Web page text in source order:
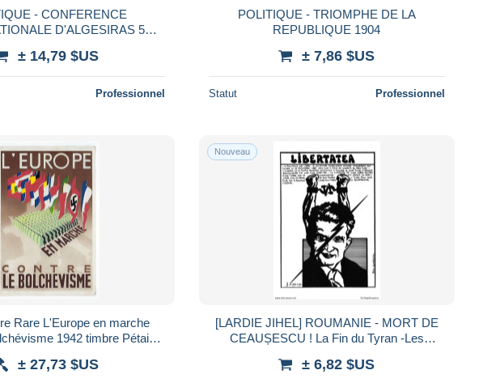
- CONFERENCE
D'ALGESIRAS 5
ET DE TORRES
± 14,79 $US
Professionnel
POLITIQUE - TRIOMPHE DE LA
REPUBLIQUE 1904
± 7,86 $US
Statut Professionnel
Rare L'Europe en marche
1942 timbre Pétain
± 27,73 $US
Nouveau
[LARDIE JIHEL] ROUMANIE - MORT DE
CEAUȘESCU ! La Fin du Tyran -Les
N°015/85
± 6,82 $US